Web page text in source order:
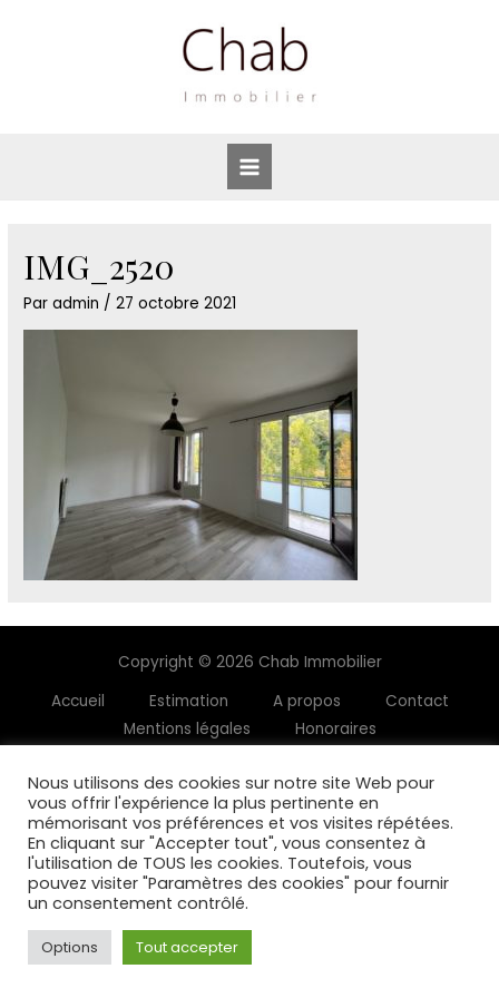
Main
IMG_2520
Paradmin /27 octobre 2021
Copyright © 2026 Chab Immobilier
Accueil
Estimation A propos
Contact
Mentions légales
Honoraires
Nous utilisons des cookies sur notre site Web pour
vous offrir l'expérience la plus pertinente en
mémorisant vos préférences et vos visites répétées.
En cliquant sur "Accepter tout", vous consentez à
l'utilisation de TOUS les cookies. Toutefois, vous
pouvez visiter "Paramètres des cookies" pour fournir
un consentement contrôlé.
Options Tout accepter